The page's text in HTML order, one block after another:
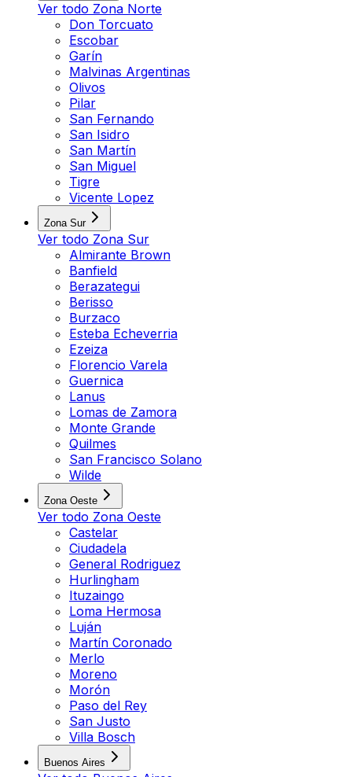
Ver todo Zona Norte
Don Torcuato
Escobar
Garín
Malvinas Argentinas
Olivos
Pilar
San Fernando
San Isidro
San Martín
San Miguel
Tigre
Vicente Lopez
Zona Sur
Ver todo Zona Sur
Almirante Brown
Banfield
Berazategui
Berisso
Burzaco
Esteba Echeverria
Ezeiza
Florencio Varela
Guernica
Lanus
Lomas de Zamora
Monte Grande
Quilmes
San Francisco Solano
Wilde
Zona Oeste
Ver todo Zona Oeste
Castelar
Ciudadela
General Rodriguez
Hurlingham
Ituzaingo
Loma Hermosa
Luján
Martín Coronado
Merlo
Moreno
Morón
Paso del Rey
San Justo
Villa Bosch
Buenos Aires